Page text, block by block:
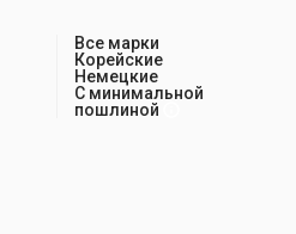
Все марки
Корейские
Немецкие
С минимальной
пошлиной